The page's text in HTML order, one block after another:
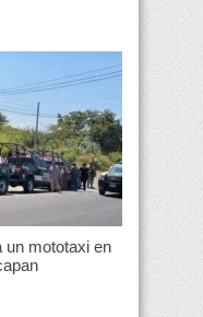
un mototaxi en